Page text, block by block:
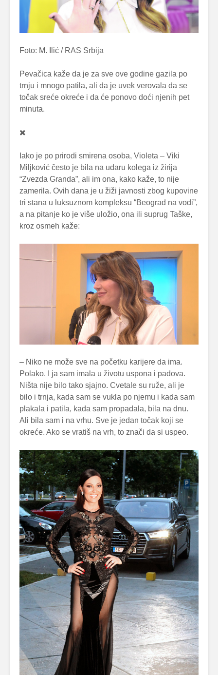
Foto: M. Ilić / RAS Srbija
Pevačica kaže da je za sve ove godine gazila po
trnju i mnogo patila, ali da je uvek verovala da se
točak sreće okreće i da će ponovo doći njenih pet
minuta.
Iako je po prirodi smirena osoba, Violeta – Viki
Miljković često je bila na udaru kolega iz žirija
“Zvezda Granda”, ali im ona, kako kaže, to nije
zamerila. Ovih dana je u žiži javnosti zbog kupovine
tri stana u luksuznom kompleksu “Beograd na vodi”,
a na pitanje ko je više uložio, ona ili suprug Taške,
kroz osmeh kaže:
– Niko ne može sve na početku karijere da ima.
Polako. I ja sam imala u životu uspona i padova.
Ništa nije bilo tako sjajno. Cvetale su ruže, ali je
bilo i trnja, kada sam se vukla po njemu i kada sam
plakala i patila, kada sam propadala, bila na dnu.
Ali bila sam i na vrhu. Sve je jedan točak koji se
okreće. Ako se vratiš na vrh, to znači da si uspeo.